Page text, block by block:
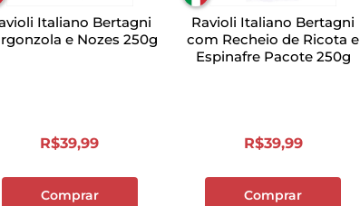
Italiano Bertagni
e Nozes 250g
R$39,99
Comprar
Ravioli Italiano Bertagni
com Recheio de Ricota e
Espinafre Pacote 250g
R$39,99
Comprar